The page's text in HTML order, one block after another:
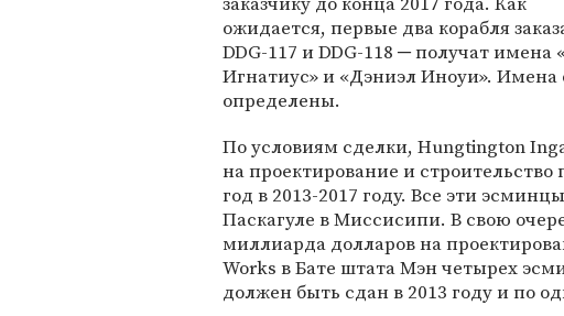
ожидается, первые два корабля
DDG-117 и DDG-118 ─ получат имена
Игнатиус» и «Дэниэл Иноуи».
определены.
По условиям сделки, Hungtington
на проектирование и
год в 2013-2017 году. Все эти
Паскагуле в Миссисипи. В свою
миллиарда долларов на
Works в Бате штата Мэн четырех
должен быть сдан в 2013 году и по